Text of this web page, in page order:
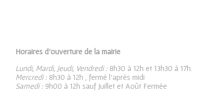
Horaires d’ouverture de la mairie
Lundi, Mardi, Jeudi, Vendredi : 8h30 à 12h et 13h30 à 17h.
Mercredi : 8h30 à 12h , fermé l’après midi
Samedi : 9h00 à 12h sauf Juillet et Août Fermée